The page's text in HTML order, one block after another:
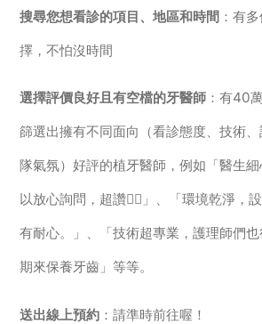
搜尋您想看診的項目、地區和時間 ：有
擇，不怕沒時間
選擇評價良好且有空檔的牙醫師 ：有40
篩選出擁有不同面向（看診態度、技術
隊氣氛）好評的植牙醫師，例如「醫生
以放心詢問，超讚👍🏻」、「環境乾淨，
有耐心。」、「技術超專業，護理師們
期來保養牙齒」等等。
送出線上預約 ：請準時前往喔！